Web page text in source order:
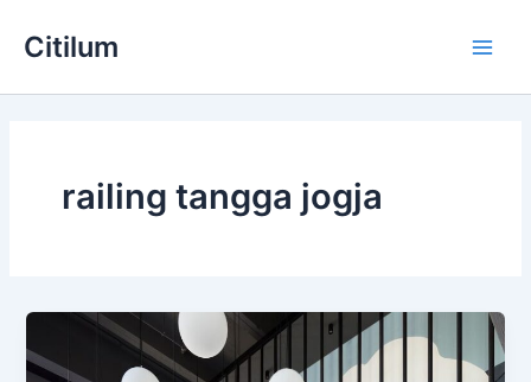
Citilum
railing tangga jogja